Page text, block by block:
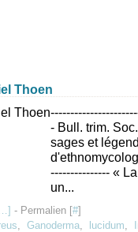
Thoen
- Bull. trim.
sages et
--------------- «
un...
…] - Permalien [#]
, Ganoderma, lucidum,